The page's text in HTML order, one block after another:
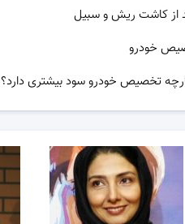
از کاشت ریش و سبیل
خودرو
تخصیص خودرو سود بیشتری دارد؟